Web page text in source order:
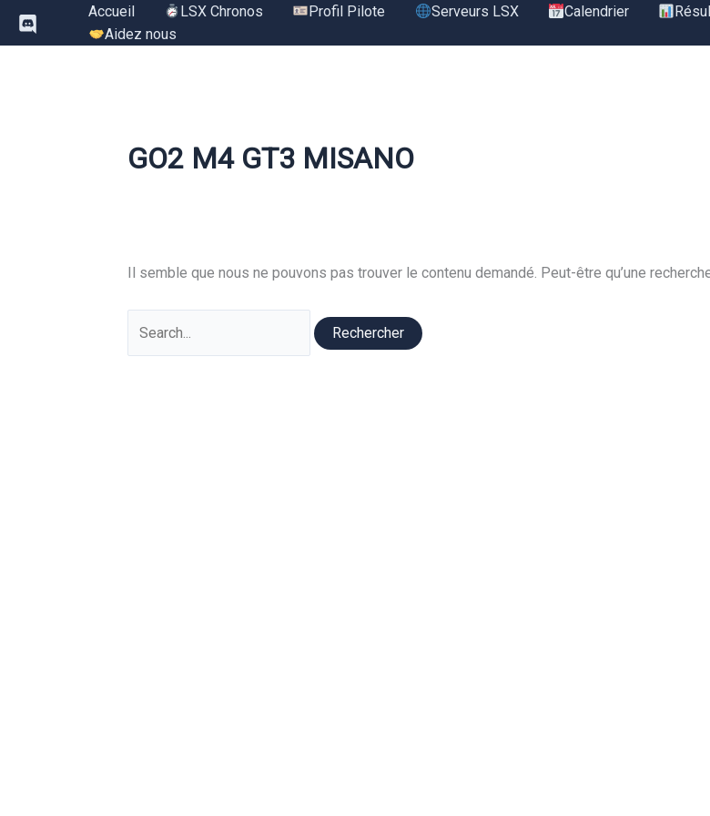
Aller
Accueil LSX Chronos Profil Pilote Serveurs LSX Calendrier
Aidez nous
GO2 M4 GT3 MISANO
Il semble que nous ne pouvons pas trouver le contenu demandé. Peut-être qu’une